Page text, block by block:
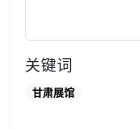
关键词
甘肃展馆